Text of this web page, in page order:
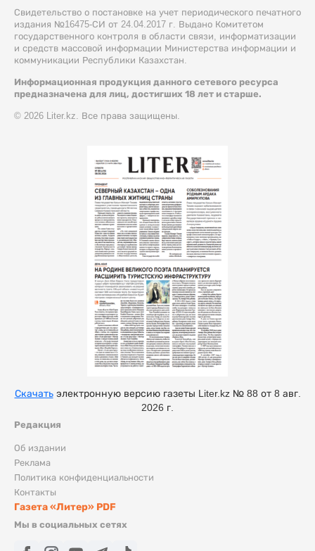
Свидетельство о постановке на учет периодического печатного
издания №16475-СИ от 24.04.2017 г. Выдано Комитетом
государственного контроля в области связи, информатизации
и средств массовой информации Министерства информации и
коммуникации Республики Казахстан.
Информационная продукция данного сетевого ресурса
предназначена для лиц, достигших 18 лет и старше.
© 2026 Liter.kz. Все права защищены.
Редакция
Об издании
Реклама
Политика конфиденциальности
Контакты
Газета «Литер» PDF
Мы в социальных сетях
Скачатьэлектронную версию газеты Liter.kz № 88 от 8 авг.
2026 г.